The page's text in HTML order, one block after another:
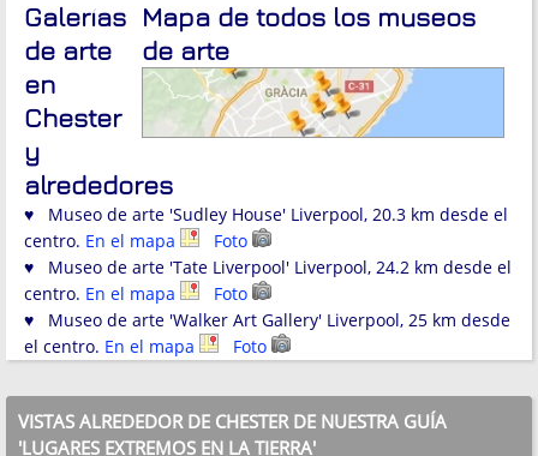
Mapa de todos los museos
de arte
Galerías
de arte
en
Chester
y
alrededores
♥ Museo de arte 'Sudley House' Liverpool, 20.3 km desde el
centro. En el mapa
Foto
♥ Museo de arte 'Tate Liverpool' Liverpool, 24.2 km desde el
centro. En el mapa
Foto
♥ Museo de arte 'Walker Art Gallery' Liverpool, 25 km desde
el centro. En el mapa Foto
VISTAS ALREDEDOR DE CHESTER DE NUESTRA GUÍA
'LUGARES EXTREMOS EN LA TIERRA'